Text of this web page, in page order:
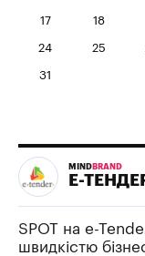
17 18
24 25
31
MIND BRAND
Е-
SPOT на e-
швидкістю